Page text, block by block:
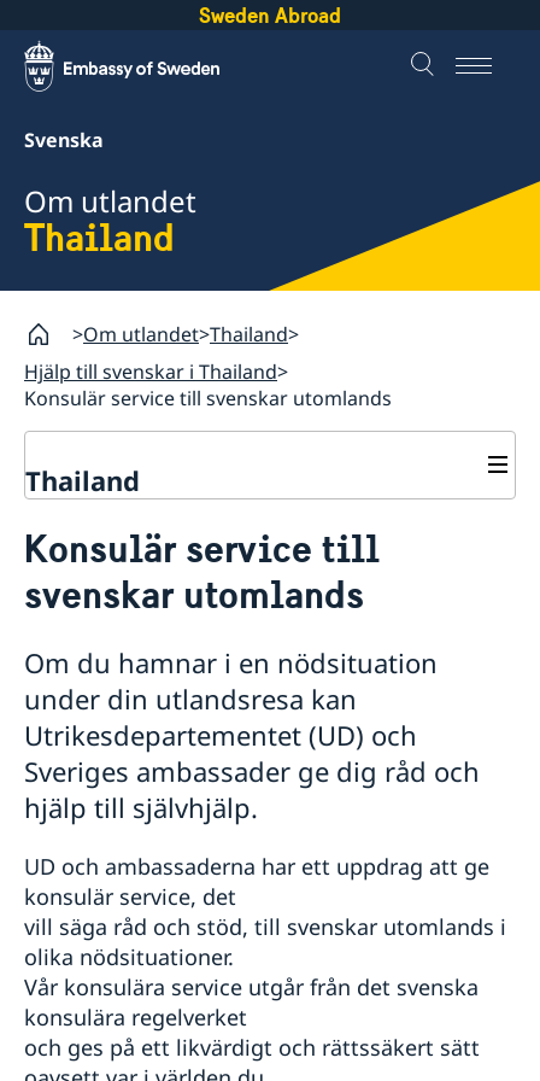
Sweden Abroad
Svenska
Om utlandet
Thailand
Om utlandet Thailand
Hjälp till svenskar i Thailand
Konsulär service till svenskar utomlands
Thailand
Hjälp till svenskar i Thailand
Rösta i Thailand
Konsulär service till svenskar utomlands
Vigsel - Äktenskap i Thailand
Vigsel inför thailändsk myndighet
Äktenskapscertifikat för svenskar som är
folkbokförda i Sverige
Äktenskapscertifikat för svenskar som är utskrivna
från Sverige
Vigsel på ambassaden i Bangkok
Intyg och legaliseringar
Viktig information om förändringar i
intygsverksamheten.
Inkomstintyg till ansökan om förlängning av visum
Sändning av din begäran
Levnadsintyg
Avgifter och betalningssätt
Blanketter
Thailändska handlingar som ska åberopas i Sverige
Bestyrka kopia av svenskt pass och bevittning av
namnunderskrift
Svenska handlingar som ska åberopas i Thailand
Tidsbokning för expeditionsbesök (ej resehandling)
Om du blir sjuk eller skadar dig utomlands
Larmcentraler
Frihetsberövad i utlandet
Dödsfall utomlands
Arv i internationella situationer
Efterlevandepension
Advokatlista
Adoption
Reseinformation Thailand
Reseinformation Thailand
Pass, nationellt id-kort, provisoriskt pass
Konsulär service till
svenskar utomlands
Om du hamnar i en nödsituation
under din utlandsresa kan
Utrikesdepartementet (UD) och
Sveriges ambassader ge dig råd och
hjälp till självhjälp.
UD och ambassaderna har ett uppdrag att ge
konsulär service, det
vill säga råd och stöd, till svenskar utomlands i
olika nödsituationer.
Vår konsulära service utgår från det svenska
konsulära regelverket
och ges på ett likvärdigt och rättssäkert sätt